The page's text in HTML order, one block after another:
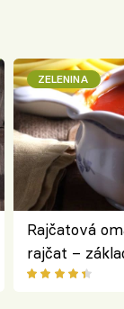
ZELENINA
Rajčatová
rajčat –